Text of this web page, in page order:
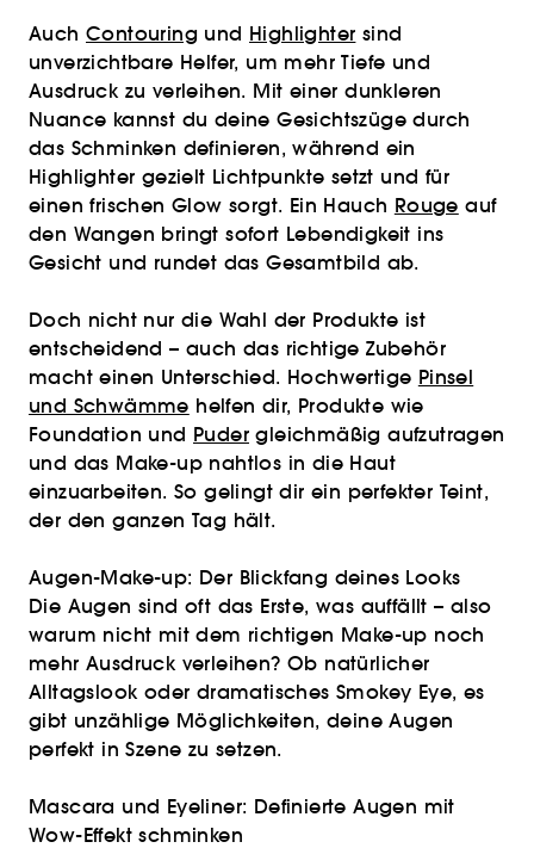
Auch Contouring und Highlighter sind
unverzichtbare Helfer, um mehr Tiefe und
Ausdruck zu verleihen. Mit einer dunkleren
Nuance kannst du deine Gesichtszüge durch
das Schminken definieren, während ein
Highlighter gezielt Lichtpunkte setzt und für
einen frischen Glow sorgt. Ein Hauch Rouge auf
den Wangen bringt sofort Lebendigkeit ins
Gesicht und rundet das Gesamtbild ab.
Doch nicht nur die Wahl der Produkte ist
entscheidend – auch das richtige Zubehör
macht einen Unterschied. Hochwertige Pinsel
und Schwämme helfen dir, Produkte wie
Foundation und Puder gleichmäßig aufzutragen
und das Make-up nahtlos in die Haut
einzuarbeiten. So gelingt dir ein perfekter Teint,
der den ganzen Tag hält.
Augen-Make-up: Der Blickfang deines Looks
Die Augen sind oft das Erste, was auffällt – also
warum nicht mit dem richtigen Make-up noch
mehr Ausdruck verleihen? Ob natürlicher
Alltagslook oder dramatisches Smokey Eye, es
gibt unzählige Möglichkeiten, deine Augen
perfekt in Szene zu setzen.
Mascara und Eyeliner: Definierte Augen mit
Wow-Effekt schminken